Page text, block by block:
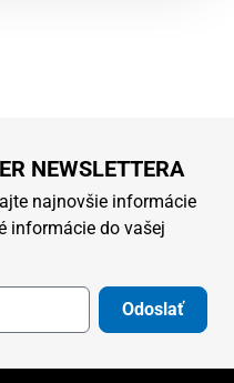
NEWSLETTERA
najnovšie informácie
informácie do vašej
Odoslať